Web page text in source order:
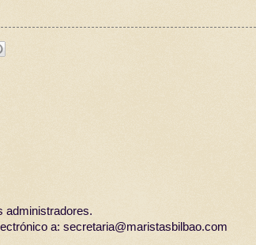
administradores.
a: secretaria@maristasbilbao.com